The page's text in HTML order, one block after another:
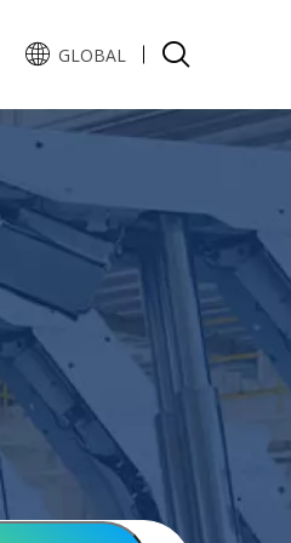
Preguntas y
GLOBAL
Pусский